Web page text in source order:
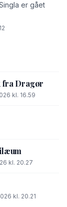
er gået
fra Dragør
kl. 16.59
kl. 20.27
kl. 20.21